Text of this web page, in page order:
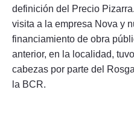
definición del Precio
visita a la empresa Nova y
financiamiento de obra
anterior, en la localidad,
cabezas por parte del
la BCR.